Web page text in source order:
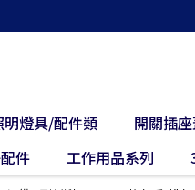
明燈具/配件類
開關插
件
工作用品系列